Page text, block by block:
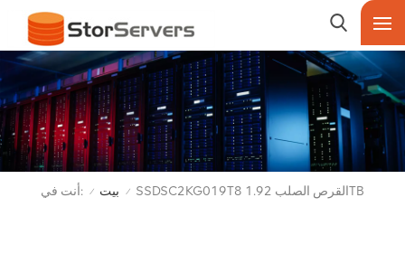
أنت في: / بيت / SSDSC2KG019T8 القرص الصلب 1.92TB